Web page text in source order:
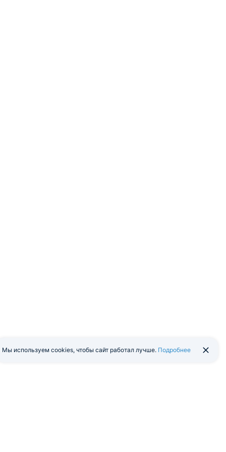
Мы используем cookies, чтобы сайт работал лучше. Подробнее